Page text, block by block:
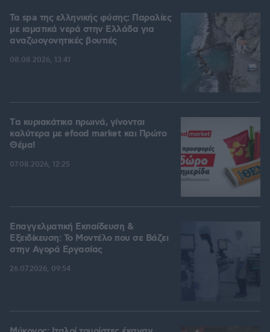
Τα spa της ελληνικής φύσης: Παραλίες
με ιαματικά νερά στην Ελλάδα για
αναζωογονητικές βουτιές
08.08.2026, 13:41
Tα κυριακάτικα πρωινά, γίνονται
καλύτερα με efood market και Πρώτο
Θέμα!
07.08.2026, 12:25
Επαγγελματική Εκπαίδευση &
Εξειδίκευση: Το Mοντέλο που σε Bάζει
στην Aγορά Eργασίας
26.07.2026, 09:54